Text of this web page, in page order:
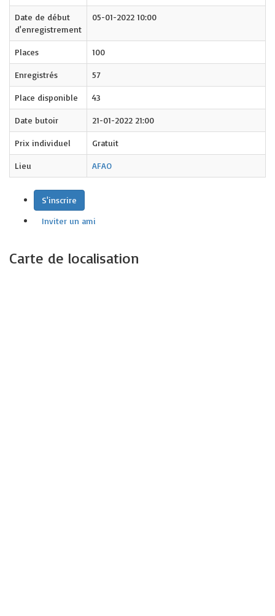
Date de début
d'enregistrement
05-01-2022 10:00
Places 100
Enregistrés 57
Place disponible 43
Date butoir 21-01-2022 21:00
Prix individuel Gratuit
Lieu AFAO
S'inscrire
Inviter un ami
Carte de localisation